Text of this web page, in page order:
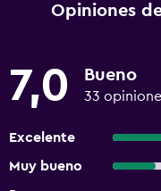
Opiniones
7,0 Bueno
33
Excelente
Muy bueno